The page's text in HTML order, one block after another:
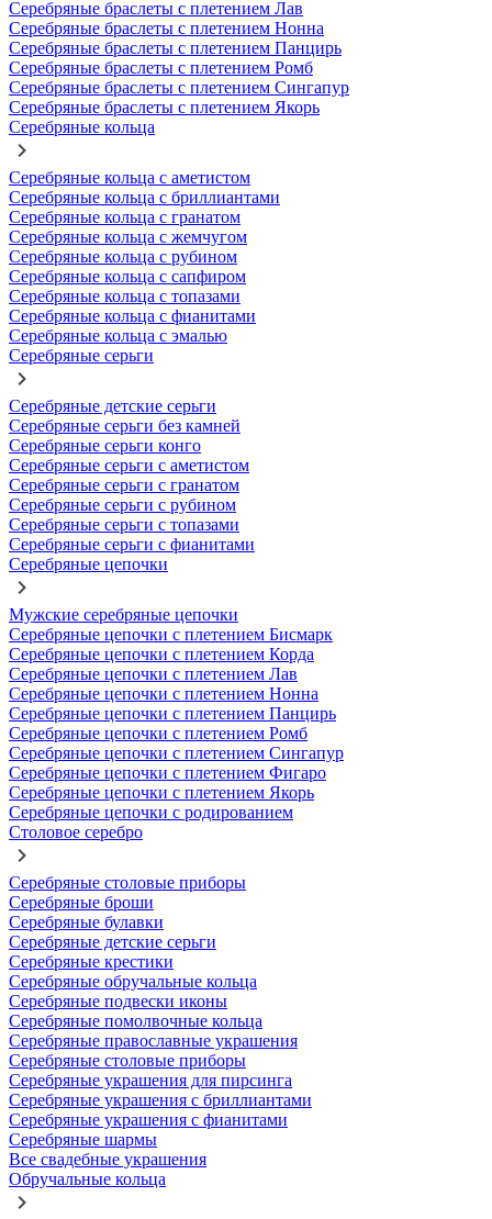
Серебряные браслеты с плетением Лав
Серебряные браслеты с плетением Нонна
Серебряные браслеты с плетением Панцирь
Серебряные браслеты с плетением Ромб
Серебряные браслеты с плетением Сингапур
Серебряные браслеты с плетением Якорь
Серебряные кольца
Серебряные кольца с аметистом
Серебряные кольца с бриллиантами
Серебряные кольца с гранатом
Серебряные кольца с жемчугом
Серебряные кольца с рубином
Серебряные кольца с сапфиром
Серебряные кольца с топазами
Серебряные кольца с фианитами
Серебряные кольца с эмалью
Серебряные серьги
Серебряные детские серьги
Серебряные серьги без камней
Серебряные серьги конго
Серебряные серьги с аметистом
Серебряные серьги с гранатом
Серебряные серьги с рубином
Серебряные серьги с топазами
Серебряные серьги с фианитами
Серебряные цепочки
Мужские серебряные цепочки
Серебряные цепочки с плетением Бисмарк
Серебряные цепочки с плетением Корда
Серебряные цепочки с плетением Лав
Серебряные цепочки с плетением Нонна
Серебряные цепочки с плетением Панцирь
Серебряные цепочки с плетением Ромб
Серебряные цепочки с плетением Сингапур
Серебряные цепочки с плетением Фигаро
Серебряные цепочки с плетением Якорь
Серебряные цепочки с родированием
Столовое серебро
Серебряные столовые приборы
Серебряные броши
Серебряные булавки
Серебряные детские серьги
Серебряные крестики
Серебряные обручальные кольца
Серебряные подвески иконы
Серебряные помолвочные кольца
Серебряные православные украшения
Серебряные столовые приборы
Серебряные украшения для пирсинга
Серебряные украшения с бриллиантами
Серебряные украшения с фианитами
Серебряные шармы
Все свадебные украшения
Обручальные кольца